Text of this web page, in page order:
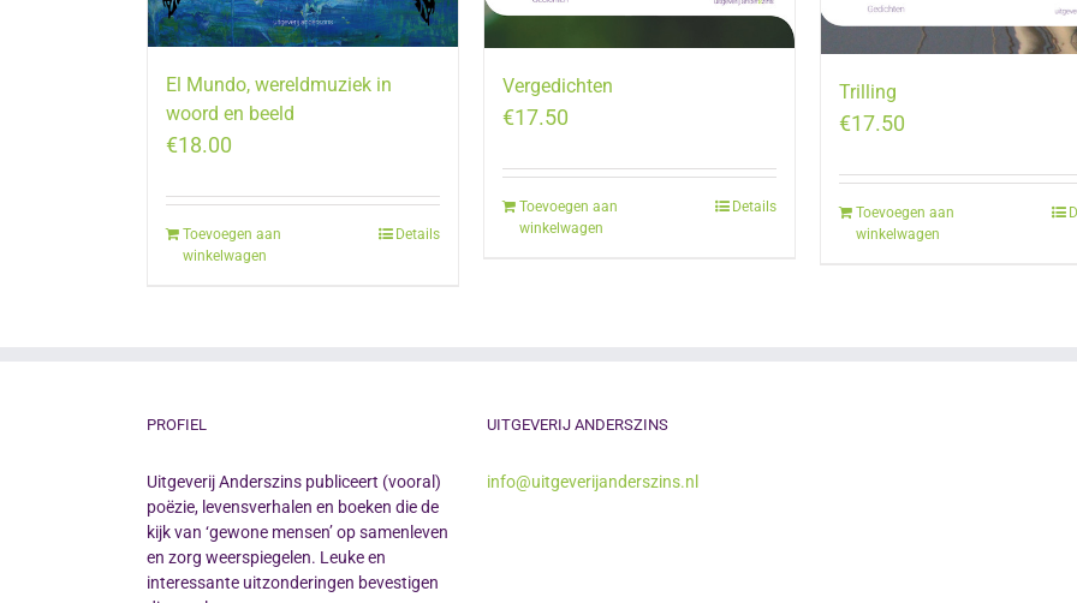
El Mundo, wereldmuziek in
woord en beeld
€18.00
Toevoegen aan
winkelwagen
Details
Vergedichten
€17.50
Toevoegen aan
winkelwagen
Details
Trilling
€17.50
Toevoegen aan
winkelwagen
PROFIEL
Uitgeverij Anderszins publiceert (vooral)
poëzie, levensverhalen en boeken die de
kijk van ‘gewone mensen’ op samenleven
en zorg weerspiegelen. Leuke en
interessante uitzonderingen bevestigen
UITGEVERIJ ANDERSZINS
info@uitgeverijanderszins.nl